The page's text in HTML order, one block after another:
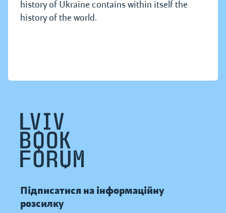
history of Ukraine contains within itself the
history of the world.
Підписатися на інформаційну
розсилку